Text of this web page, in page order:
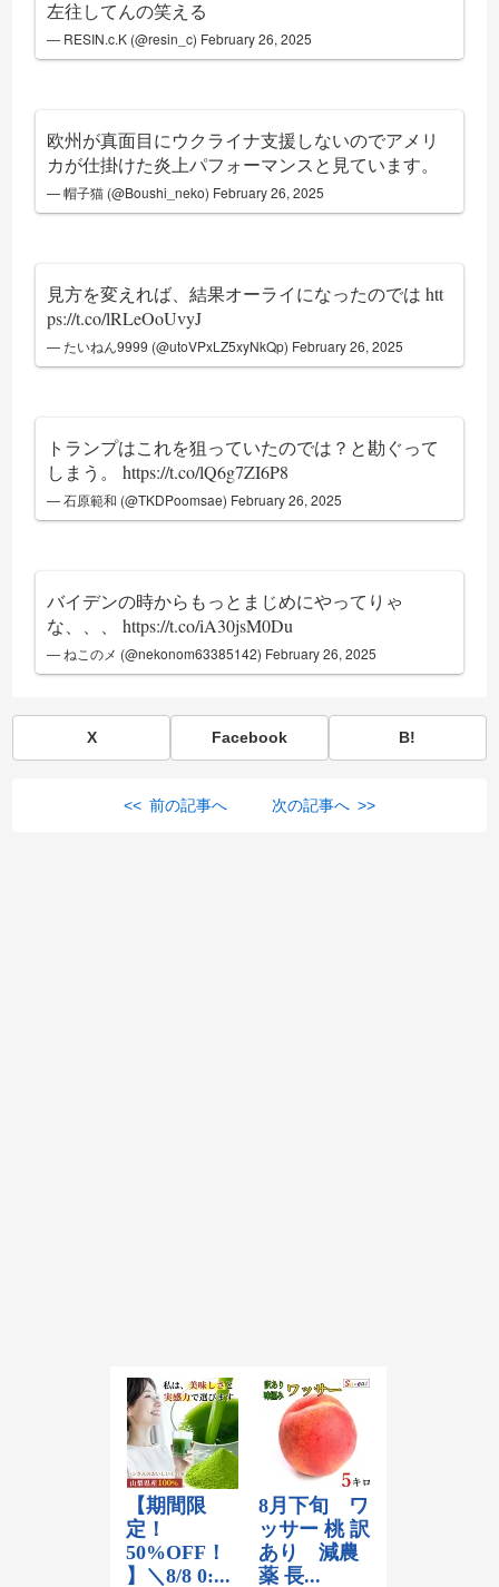
左往してんの笑える
— RESIN.c.K (@resin_c) February 26, 2025
欧州が真面目にウクライナ支援しないのでアメリ
カが仕掛けた炎上パフォーマンスと見ています。
— 帽子猫 (@Boushi_neko) February 26, 2025
見方を変えれば、結果オーライになったのではhtt
ps://t.co/lRLeOoUvyJ
— たいねん9999 (@utoVPxLZ5xyNkQp) February 26, 2025
トランプはこれを狙っていたのでは？と勘ぐって
しまう。https://t.co/lQ6g7ZI6P8
— 石原範和 (@TKDPoomsae) February 26, 2025
バイデンの時からもっとまじめにやってりゃ
な、、、https://t.co/iA30jsM0Du
— ねこのメ (@nekonom63385142) February 26, 2025
X Facebook B!
<< 前の記事へ 次の記事へ >>